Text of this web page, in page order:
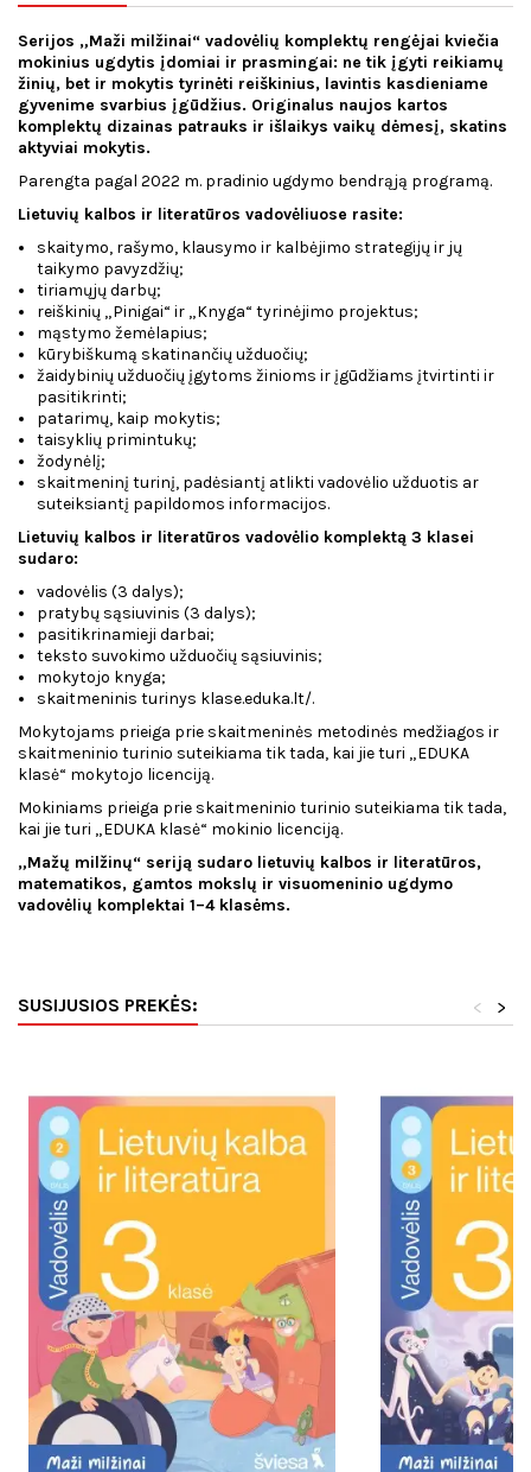
Serijos „Maži milžinai“ vadovėlių komplektų rengėjai kviečia
mokinius ugdytis įdomiai ir prasmingai: ne tik įgyti reikiamų
žinių, bet ir mokytis tyrinėti reiškinius, lavintis kasdieniame
gyvenime svarbius įgūdžius. Originalus naujos kartos
komplektų dizainas patrauks ir išlaikys vaikų dėmesį, skatins
aktyviai mokytis.
Parengta pagal 2022 m. pradinio ugdymo bendrąją programą.
Lietuvių kalbos ir literatūros vadovėliuose rasite:
skaitymo, rašymo, klausymo ir kalbėjimo strategijų ir jų
taikymo pavyzdžių;
tiriamųjų darbų;
reiškinių „Pinigai“ ir „Knyga“ tyrinėjimo projektus;
mąstymo žemėlapius;
kūrybiškumą skatinančių užduočių;
žaidybinių užduočių įgytoms žinioms ir įgūdžiams įtvirtinti ir
pasitikrinti;
patarimų, kaip mokytis;
taisyklių primintukų;
žodynėlį;
skaitmeninį turinį, padėsiantį atlikti vadovėlio užduotis ar
suteiksiantį papildomos informacijos.
Lietuvių kalbos ir literatūros vadovėlio komplektą 3 klasei
sudaro:
vadovėlis (3 dalys);
pratybų sąsiuvinis (3 dalys);
pasitikrinamieji darbai;
teksto suvokimo užduočių sąsiuvinis;
mokytojo knyga;
skaitmeninis turinys klase.eduka.lt/.
Mokytojams prieiga prie skaitmeninės metodinės medžiagos ir
skaitmeninio turinio suteikiama tik tada, kai jie turi „EDUKA
klasė“ mokytojo licenciją.
Mokiniams prieiga prie skaitmeninio turinio suteikiama tik tada,
kai jie turi „EDUKA klasė“ mokinio licenciją.
„Mažų milžinų“ seriją sudaro lietuvių kalbos ir literatūros,
matematikos, gamtos mokslų ir visuomeninio ugdymo
vadovėlių komplektai 1–4 klasėms.
SUSIJUSIOS PREKĖS: >
<